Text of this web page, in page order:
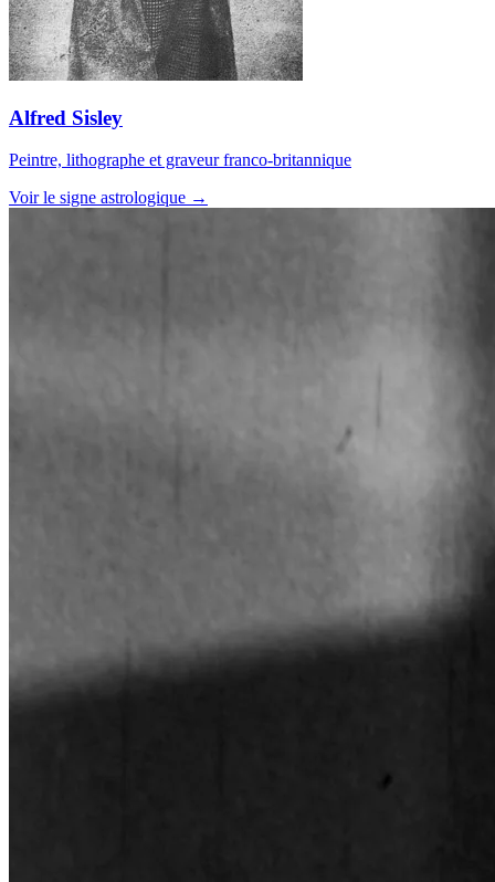
Alfred Sisley
Peintre, lithographe et graveur franco-britannique
Voir le signe astrologique →